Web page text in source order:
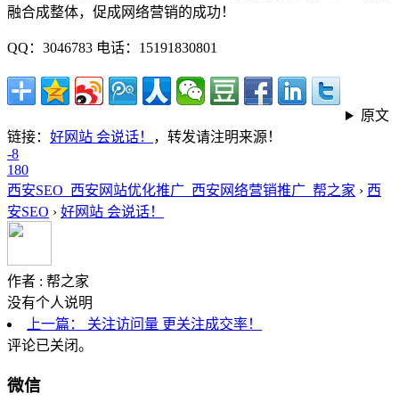
融合成整体，促成网络营销的成功！
QQ：3046783 电话：15191830801
原文
链接： 好网站 会说话！
，转发请注明来源！
-8
180
西安SEO_西安网站优化推广_西安网络营销推广_帮之家 › 西
安SEO › 好网站 会说话！
作者 : 帮之家
没有个人说明
上一篇：
关注访问量 更关注成交率！
评论已关闭。
微信